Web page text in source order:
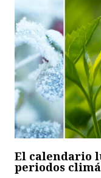
El calendario
periodos